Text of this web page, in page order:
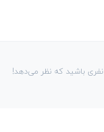
باشید که نظر می‌دهد!